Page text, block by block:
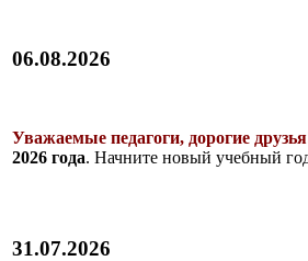
06.08.2026
Уважаемые педагоги, дорогие
2026 года. Начните новый учебный
31.07.2026